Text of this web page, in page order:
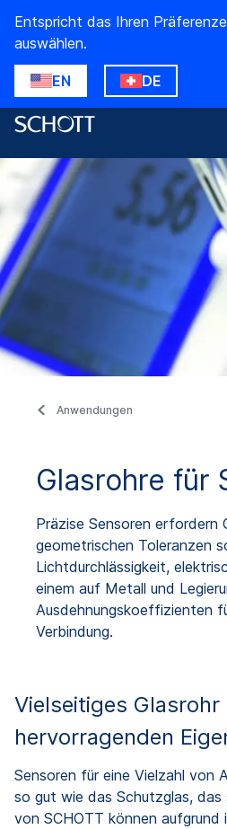
Entspricht das Ihren
auswählen.
EN DE
Anwendungen
Glasrohre für
Präzise Sensoren erfordern
geometrischen Toleranzen
Lichtdurchlässigkeit,
einem auf Metall und
Ausdehnungskoeffizienten
Verbindung.
Vielseitiges Glasrohr
hervorragenden
Sensoren für eine Vielzahl von
so gut wie das Schutzglas, das
von SCHOTT können aufgrund